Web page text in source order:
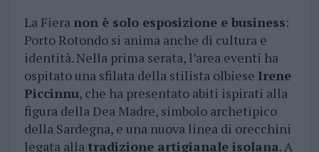
La Fiera non è solo esposizione e business:
Porto Rotondo si anima anche di cultura e
identità. Nella prima serata, l’area eventi ha
ospitato una sfilata della stilista olbiese Irene
Piccinnu, che ha presentato abiti ispirati alla
figura della Dea Madre, simbolo archetipico
della Sardegna, e una nuova linea di orecchini
legata alla tradizione artigianale isolana. A